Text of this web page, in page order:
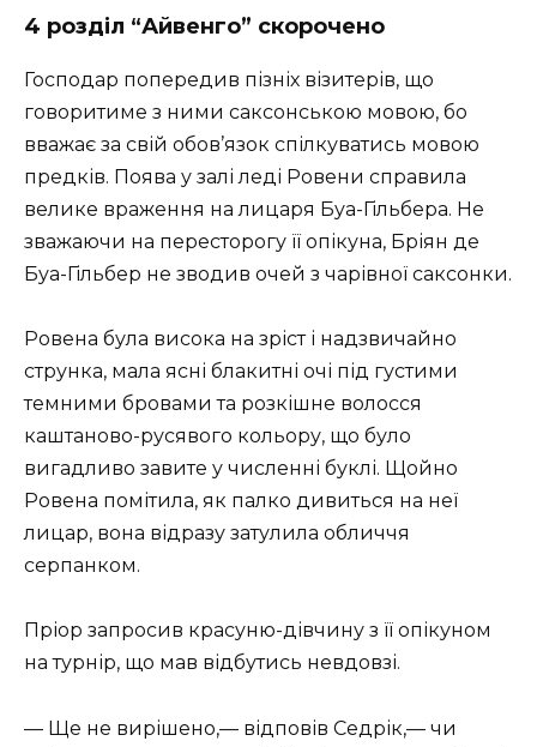
4 розділ “Айвенго” скорочено
Господар попередив пізніх візитерів, що
говоритиме з ними саксонською мовою, бо
вважає за свій обов’язок спілкуватись мовою
предків. Поява у залі леді Ровени справила
велике враження на лицаря Буа-Гільбера. Не
зважаючи на пересторогу її опікуна, Бріян де
Буа-Гільбер не зводив очей з чарівної саксонки.
Ровена була висока на зріст і надзвичайно
струнка, мала ясні блакитні очі під густими
темними бровами та розкішне волосся
каштаново-русявого кольору, що було
вигадливо завите у численні буклі. Щойно
Ровена помітила, як палко дивиться на неї
лицар, вона відразу затулила обличчя
серпанком.
Пріор запросив красуню-дівчину з її опікуном
на турнір, що мав відбутись невдовзі.
— Ще не вирішено,— відповів Седрік,— чи